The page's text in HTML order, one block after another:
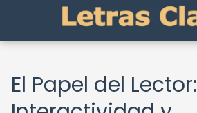
El Papel del Lector: